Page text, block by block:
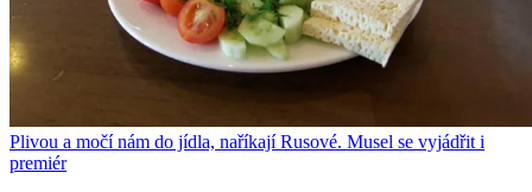
Plivou a močí nám do jídla, naříkají Rusové. Musel se vyjádřit i
premiér